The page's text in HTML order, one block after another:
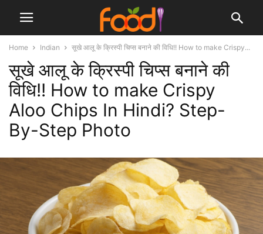
Home Indian सूखे आलू के क्रिस्पी चिप्स बनाने की विधि!! How to make Crispy...
सूखे आलू के क्रिस्पी चिप्स बनाने की
विधि!! How to make Crispy
Aloo Chips In Hindi? Step-
By-Step Photo